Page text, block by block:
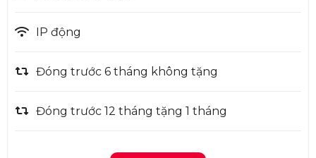
IP động
Đóng trước 6 tháng không tặng
Đóng trước 12 tháng tặng 1 tháng